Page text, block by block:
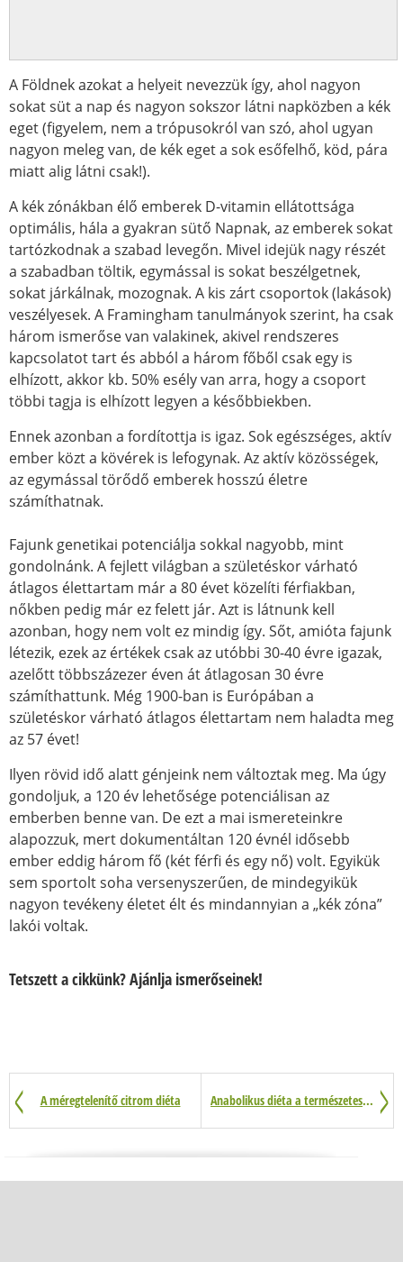
A Földnek azokat a helyeit nevezzük így, ahol nagyon
sokat süt a nap és nagyon sokszor látni napközben a kék
eget (figyelem, nem a trópusokról van szó, ahol ugyan
nagyon meleg van, de kék eget a sok esőfelhő, köd, pára
miatt alig látni csak!).
A kék zónákban élő emberek D-vitamin ellátottsága
optimális, hála a gyakran sütő Napnak, az emberek sokat
tartózkodnak a szabad levegőn. Mivel idejük nagy részét
a szabadban töltik, egymással is sokat beszélgetnek,
sokat járkálnak, mozognak. A kis zárt csoportok (lakások)
veszélyesek. A Framingham tanulmányok szerint, ha csak
három ismerőse van valakinek, akivel rendszeres
kapcsolatot tart és abból a három főből csak egy is
elhízott, akkor kb. 50% esély van arra, hogy a csoport
többi tagja is elhízott legyen a későbbiekben.
Ennek azonban a fordítottja is igaz. Sok egészséges, aktív
ember közt a kövérek is lefogynak. Az aktív közösségek,
az egymással törődő emberek hosszú életre
számíthatnak.
Fajunk genetikai potenciálja sokkal nagyobb, mint
gondolnánk. A fejlett világban a születéskor várható
átlagos élettartam már a 80 évet közelíti férfiakban,
nőkben pedig már ez felett jár. Azt is látnunk kell
azonban, hogy nem volt ez mindig így. Sőt, amióta fajunk
létezik, ezek az értékek csak az utóbbi 30-40 évre igazak,
azelőtt többszázezer éven át átlagosan 30 évre
számíthattunk. Még 1900-ban is Európában a
születéskor várható átlagos élettartam nem haladta meg
az 57 évet!
Ilyen rövid idő alatt génjeink nem változtak meg. Ma úgy
gondoljuk, a 120 év lehetősége potenciálisan az
emberben benne van. De ezt a mai ismereteinkre
alapozzuk, mert dokumentáltan 120 évnél idősebb
ember eddig három fő (két férfi és egy nő) volt. Egyikük
sem sportolt soha versenyszerűen, de mindegyikük
nagyon tevékeny életet élt és mindannyian a „kék zóna”
lakói voltak.
Tetszett a cikkünk? Ajánlja ismerőseinek!
A méregtelenítő citrom diéta Anabolikus diéta a természetes fogyásért és izomtömeg növelésért